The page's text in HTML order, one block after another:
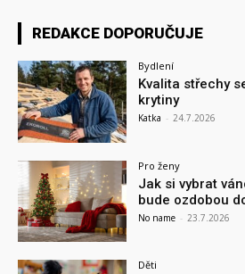
REDAKCE DOPORUČUJE
Bydlení
Kvalita střechy
krytiny
Katka - 24.7.2026
Pro ženy
Jak si vybrat
bude ozdobou
No name - 23.7.2026
Děti